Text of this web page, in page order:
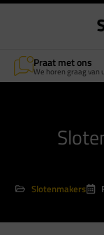
Praat met ons
We horen graag van
Slotenmakers